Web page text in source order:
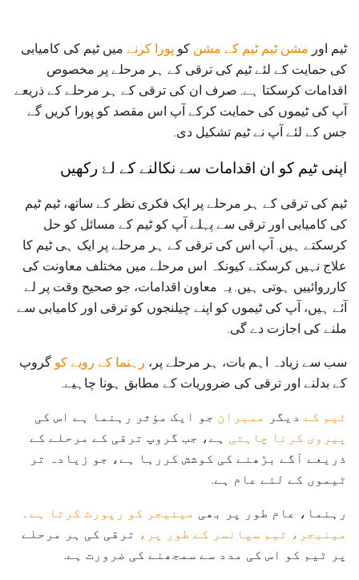
ٹیم اور مشن ٹیم ٹیم کے مشن کو پورا کرنے میں ٹیم کی کامیابی
کی حمایت کے لئے ٹیم کی ترقی کے ہر مرحلے پر مخصوص
اقدامات کرسکتا ہے. صرف ان کی ترقی کے ہر مرحلے کے ذریعے
آپ کی ٹیموں کی حمایت کرکے آپ اس مقصد کو پورا کریں گے
جس کے لئے آپ نے ٹیم تشکیل دی.
اپنی ٹیم کو ان اقدامات سے نکالنے کے لۓ رکھیں
ٹیم کی ترقی کے ہر مرحلے پر ایک فکری نظر کے ساتھ، ٹیم ٹیم
کی کامیابی اور ترقی سے پہلے آپ کو ٹیم کے مسائل کو حل
کرسکتے ہیں. آپ اس کی ترقی کے ہر مرحلے پر ایک ہی ٹیم کا
علاج نہیں کرسکتے کیونکہ اس مرحلے میں مختلف معاونت کی
کارروائییں ہوتی ہیں. یہ معاون اقدامات، جو صحیح وقت پر لے
آئے ہیں، آپ کی ٹیموں کو اپنے چیلنجوں کو ترقی اور کامیابی سے
ملنے کی اجازت دے گی.
سب سے زیادہ اہم بات، ہر مرحلے پر، رہنما کے رویے کو گروپ
کے بدلنے اور ترقی کی ضروریات کے مطابق ہونا چاہیے.
ٹیم کے دیگر ممبران جو ایک مؤثر رہنما ہے اس کی
پیروی کرنا چاہتی ہے، جب گروپ ترقی کے مرحلے کے
ذریعے آگے بڑھنے کی کوشش کررہا ہے، جو زیادہ تر
ٹیموں کے لئے عام ہے.
رہنما، عام طور پر بھی مینیجر کو رپورٹ کرتا ہے .
مینیجر، ٹیم سپانسر کے طور پر، ترقی کی ہر مرحلے
پر ٹیم کو اس کی مدد سے سمجھنے کی ضرورت ہے.